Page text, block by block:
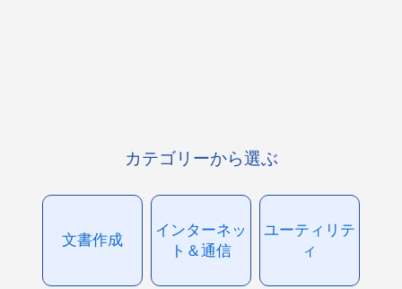
カテゴリーから選ぶ
文書作成
インターネッ
ト＆通信
ユーティリテ
ィ